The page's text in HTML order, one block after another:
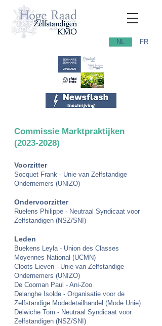
NL FR
Commissie Marktpraktijken
(2023-2028)
Voorzitter
Socquet Frank - Unie van Zelfstandige
Ondernemers (UNIZO)
Ondervoorzitter
Ruelens Philippe - Neutraal Syndicaat voor
Zelfstandigen (NSZ/SNI)
Leden
Buekens Leyla - Union des Classes
Moyennes National (UCMN)
Cloots Lieven - Unie van Zelfstandige
Ondernemers (UNIZO)
De Cooman Paul - Ani-Zoo
Delanghe Isolde - Organisatie voor de
Zelfstandige Modedetailhandel (Mode Unie)
Delwiche Tom - Neutraal Syndicaat voor
Zelfstandigen (NSZ/SNI)